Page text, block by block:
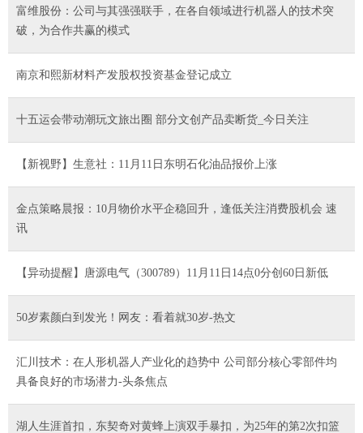
富维股份：公司与其强强联手，在各自领域进行机器人的技术突
破，为合作共赢的模式
南京和熙新材料产发股权投资基金登记成立
十五运会带动潮玩文旅出圈 部分文创产品卖断货_今日关注
【新视野】生意社：11月11日东明石化油品报价上涨
金点策略晨报：10月物价水平企稳回升，逢低关注消费股机会 速
讯
【异动提醒】唐源电气（300789）11月11日14点0分创60日新低
50岁素颜白到发光！网友：看着就30岁-热文
汇川技术：在人形机器人产业化的趋势中 公司部分核心零部件均
具备良好的市场潜力-头条焦点
湖人生涯首扣，东契奇对黄蜂上演双手暴扣，为25年的第2次扣篮